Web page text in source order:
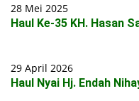
28 Mei 2025
Haul Ke-35 KH. Hasan
29 April 2026
Haul Nyai Hj. Endah